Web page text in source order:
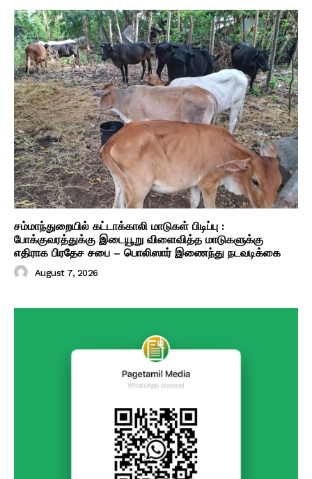
சம்மாந்துறையில் கட்டாக்காலி மாடுகள் பிடிப்பு :
போக்குவரத்துக்கு இடையூறு விளைவித்த மாடுகளுக்கு
எதிராக பிரதேச சபை – பொலிஸார் இணைந்து நடவடிக்கை
August 7, 2026